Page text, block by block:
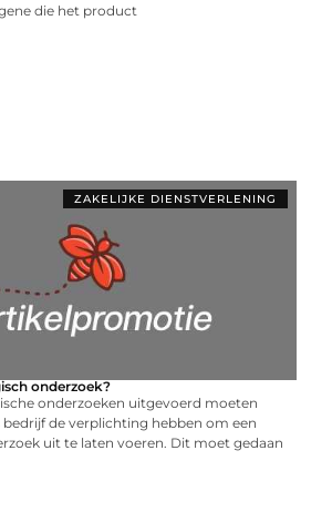
die het product
ZAKELIJKE DIENSTVERLENING
onderzoek?
onderzoeken uitgevoerd moeten
de verplichting hebben om een
uit te laten voeren. Dit moet gedaan